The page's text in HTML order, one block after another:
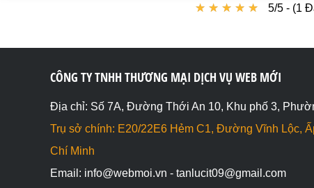
★ ★ ★ ★ ★
★ ★ ★ ★ ★ 5/5 - (1
CÔNG TY TNHH THƯƠNG MẠI DỊCH VỤ WEB MỚI
Địa chỉ: Số 7A, Đường Thới An 10, Khu phố 3,
Trụ sở chính: E20/22E6 Hẻm C1, Đường Vĩnh Lộc,
Chí Minh
Email: info@webmoi.vn - tanlucit09@gmail.com